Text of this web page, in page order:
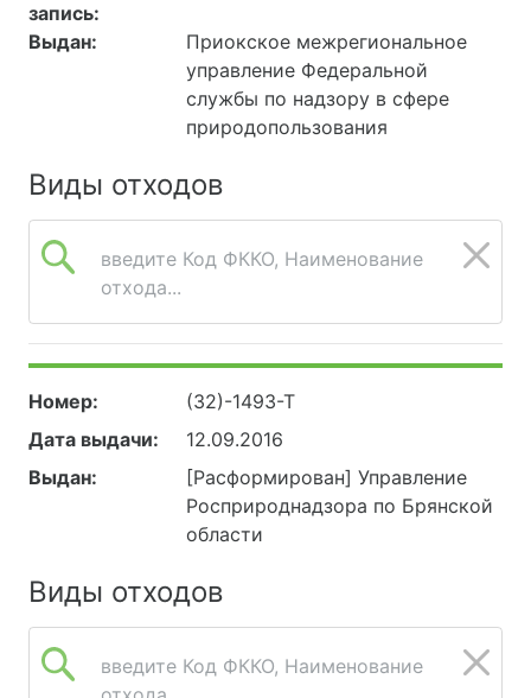
запись:
Выдан:
Приокское межрегиональное
управление Федеральной
службы по надзору в сфере
природопользования
Виды отходов
введите Код ФККО, Наименование
отхода...
Номер:
(32)-1493-Т
Дата выдачи:
12.09.2016
Выдан:
[Расформирован] Управление
Росприроднадзора по Брянской
области
Виды отходов
введите Код ФККО, Наименование